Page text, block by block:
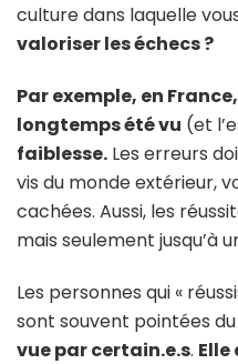
culture dans laquelle
valoriser les échecs ?
Par exemple, en
longtemps été vu (et
faiblesse. Les erreurs
vis du monde extérieur,
cachées. Aussi, les
mais seulement jusqu’à
Les personnes qui «
sont souvent pointées
vue par certain.e.s.